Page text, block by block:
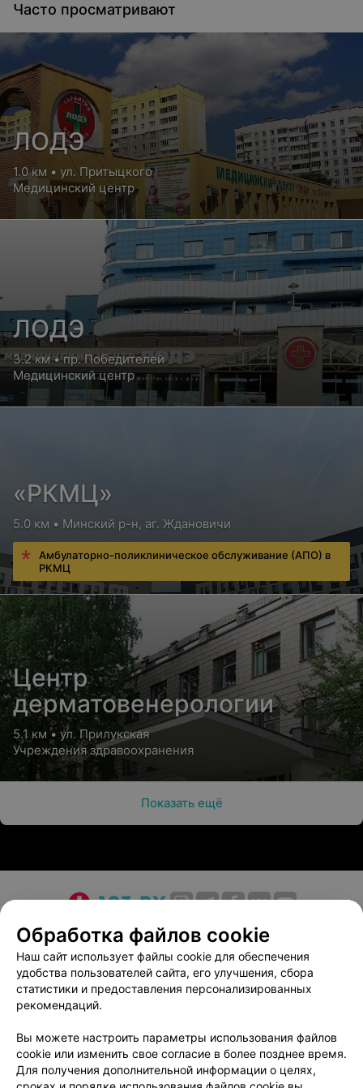
Часто просматривают
ЛОДЭ
1.0 км • ул. Притыцкого
Медицинский центр
ЛОДЭ
3.2 км • пр. Победителей
Медицинский центр
«РКМЦ»
5.0 км • Минский р-н, аг. Ждановичи
Амбулаторно-поликлиническое обслуживание (АПО) в
РКМЦ
Центр
дерматовенерологии
5.1 км • ул. Прилукская
Учреждения здравоохранения
Показать ещё
О проекте Новости проекта
Размещение рекламы
Медицинский маркетинг
Публичный договор
Пользовательское соглашение
Способы оплаты
Вакансии
Партнеры
Написать в поддержку
Персональные настройки cookie
Обработка файлов cookie
Наш сайт использует файлы cookie для обеспечения
удобства пользователей сайта, его улучшения, сбора
статистики и предоставления персонализированных
рекомендаций.
Вы можете настроить параметры использования файлов
cookie или изменить свое согласие в более позднее время.
Для получения дополнительной информации о целях,